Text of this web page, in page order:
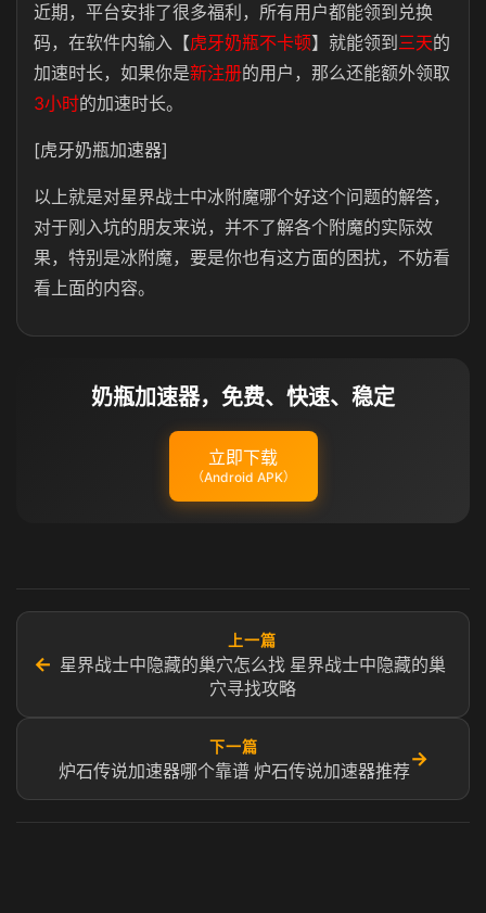
近期，平台安排了很多福利，所有用户都能领到兑换
码，在软件内输入 【虎牙奶瓶不卡顿】就能领到 三天的
加速时长，如果你是新注册的用户，那么还能额外领取
3小时的加速时长。
[虎牙奶瓶加速器]
以上就是对星界战士中冰附魔哪个好这个问题的解答，
对于刚入坑的朋友来说，并不了解各个附魔的实际效
果，特别是冰附魔，要是你也有这方面的困扰，不妨看
看上面的内容。
奶瓶加速器，免费、快速、稳定
立即下载
（Android APK）
←
上一篇
星界战士中隐藏的巢穴怎么找 星界战士中隐藏的巢
穴寻找攻略
下一篇
炉石传说加速器哪个靠谱 炉石传说加速器推荐
→